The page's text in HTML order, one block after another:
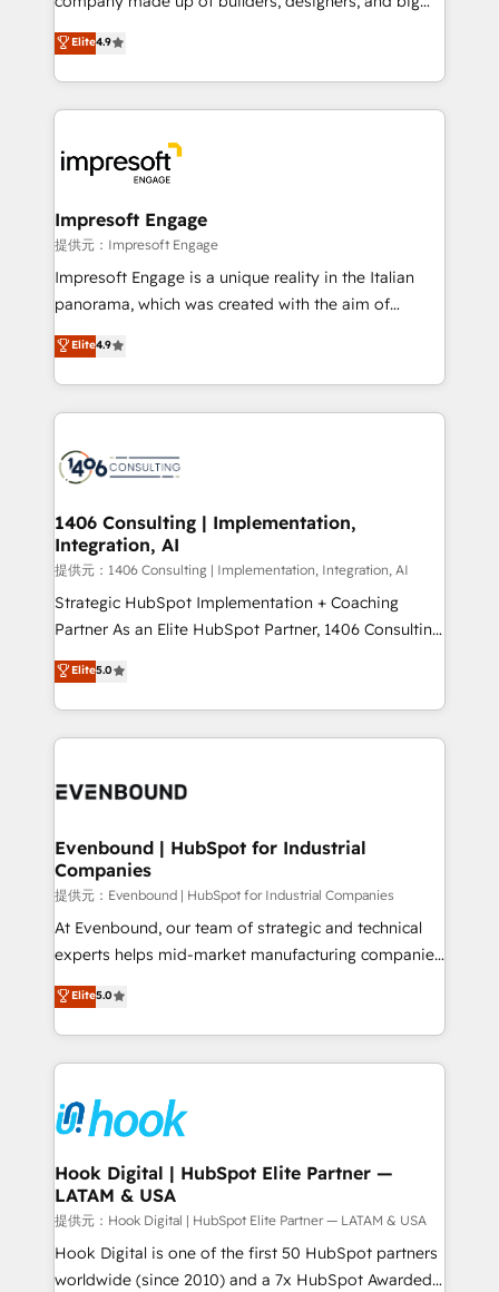
Platform Migration Excellence. • Top 3 Partner of the
Year LATAM 2022, 2023, 2024, 2025. • Partner of the
business with HubSpot? Let Cebra’s experts help
you grow faster, smarter, and with impact.
thinkers. We blend strategy, design, and
development—always fueled by curiosity—to turn
ideas, opportunities, and challenges into meaningful
experiences. To us, technology is more than just
and—most importantly—simple. That’s why we lean
into bold ideas and shape them into thoughtful
products and strategies that actually make a
difference.
Elite4.9
Impresoft Engage
提供元：Impresoft Engage
Impresoft Engage is a unique reality in the Italian
panorama, which was created with the aim of
putting Customer Experience at the center by
creating digital environments capable of integrating
people, processes and data. We offer the best
digital solutions on the market, ranging from CRM
marketing automation to online and offline sales
allowing companies to optimize processes and meet
the needs of the customer. We are part of Impresoft
Group, a group of specialized and complementary
companies that divide their offer into 4
Competence Centers: Smart Manufacturing,
The synergies generated by these integrations,
together with the combination of talents, skills,
to accompany companies on their digital
Elite4.9
1406 Consulting | Implementation,
Integration, AI
提供元：1406 Consulting | Implementation, Integration, AI
Strategic HubSpot Implementation + Coaching
Partner As an Elite HubSpot Partner, 1406 Consulting
helps mid-market revenue teams transform how
they sell, market, and serve. We don't just build your
HubSpot—we teach your team to own it, then stay
to help you keep winning. What We Do ⚙️ CRM
Data & Content 📈 Sales & Marketing Alignment +
Agent Creation 🔄 Custom Integrations & Data
Migration Why 1406 We become part of your team.
Your team learns while we build. We fix what others
broke. Built for mid-market reality—practical
solutions that work with your actual headcount and
HubSpot partners 🔄 Top 5% globally in client
retention 📅 8+ years of consistent results since 2017
move beyond spreadsheets into unified systems
that drive real business results.
Elite5.0
Evenbound | HubSpot for Industrial
Companies
提供元：Evenbound | HubSpot for Industrial Companies
At Evenbound, our team of strategic and technical
experts helps mid-market manufacturing companies
achieve real growth. We specialize in delivering
tailored solutions that drive results by leveraging
HubSpot’s platform and data to fuel success.
Technical Solutions: - HubSpot Technical Consulting -
Onboarding - Data Migration & Integrations -
Technical Audit & Optimization Strategic Solutions: -
Revenue Operations - Inbound Marketing -
Outbound Marketing - HubSpot CMS Website
Design & Development We empower our clients to
reach their full potential by providing transparent,
relationship-driven support. With over 300 HubSpot
Elite5.0
Hook Digital | HubSpot Elite Partner —
LATAM & USA
提供元：Hook Digital | HubSpot Elite Partner — LATAM & USA
Hook Digital is one of the first 50 HubSpot partners
worldwide (since 2010) and a 7x HubSpot Awarded